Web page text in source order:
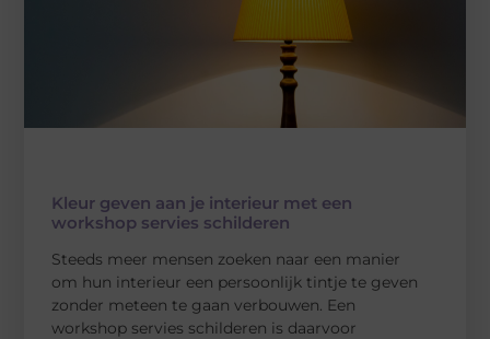
Kleur geven aan je interieur met een
workshop servies schilderen
Steeds meer mensen zoeken naar een manier
om hun interieur een persoonlijk tintje te geven
zonder meteen te gaan verbouwen. Een
workshop servies schilderen is daarvoor